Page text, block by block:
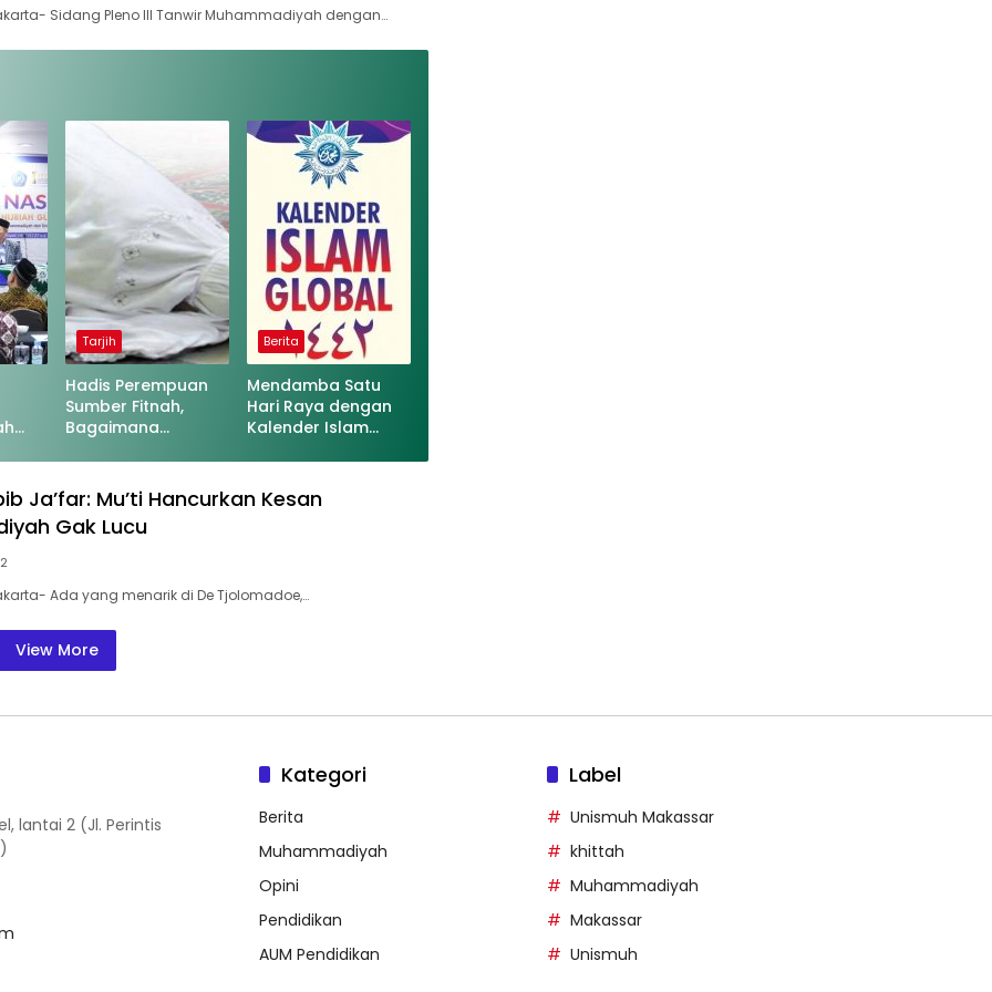
Sidang Pleno III Tanwir Muhammadiyah dengan…
Tarjih
Hadis Perempuan
Sumber Fitnah,
Bagaimana
Berita
Mendamba Satu
Hari Raya dengan
Kalender Islam
Ja’far: Mu’ti Hancurkan Kesan
Gak Lucu
Ada yang menarik di De Tjolomadoe,…
View More
lantai 2 (Jl. Perintis
Kategori
Berita
Muhammadiyah
Opini
Pendidikan
AUM Pendidikan
Label
Unismuh Makassar
khittah
Muhammadiyah
Makassar
Unismuh